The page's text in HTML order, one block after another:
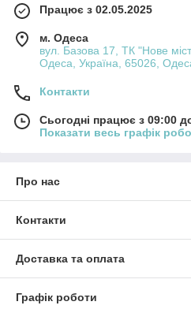
Структура. Нитка
основі.
неповторний малюнок без
вашого боку.
майстринь, так і для
Ідеї для в’язання
Файн Колор
Завдяки зменшеним петлям
більше можливостей для
Працює з 02.05.2025
м. Одеса
вул. Базова 17, ТК "Нове
Одеса, Україна, 65026,
Контакти
Сьогодні працює з 09:00
Показати весь графік
Про нас
Контакти
Доставка та оплата
Графік роботи